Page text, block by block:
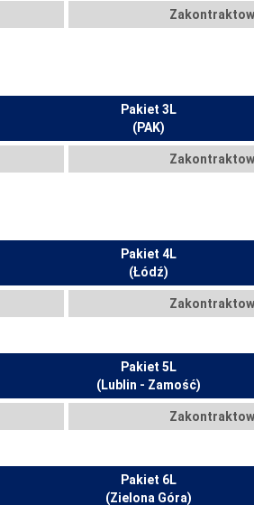
Pakiet 3L
(PAK)
Pakiet 4L
(Łódź)
Pakiet 5L
(Lublin - Zamość)
Pakiet 6L
(Zielona Góra)